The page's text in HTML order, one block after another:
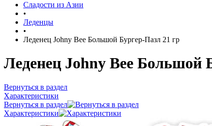
Сладости из Азии
•
Леденцы
•
Леденец Johny Bee Большой Бургер-Пазл 21 гр
Леденец Johny Bee Большой
Вернуться в раздел
Характеристики
Вернуться в раздел
Характеристики